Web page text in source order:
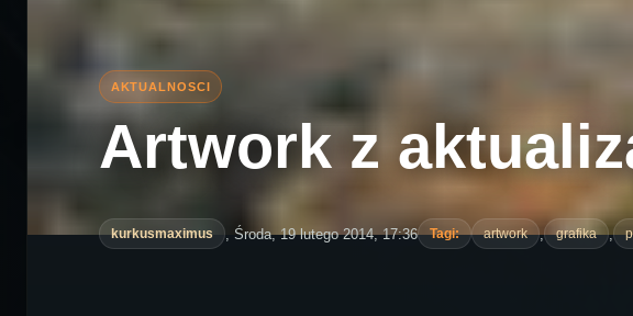
Artwork z
kurkusmaximus , Środa, 19 lutego 2014, 17:36 Tagi: artwork , grafika ,